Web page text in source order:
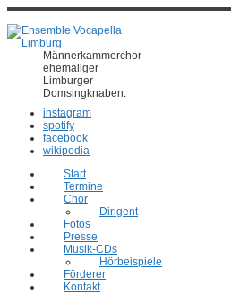
Männerkammerchor
ehemaliger
Limburger
Domsingknaben.
instagram
spotify
facebook
wikipedia
Start
Termine
Chor
Dirigent
Fotos
Presse
Musik-CDs
Hörbeispiele
Förderer
Kontakt